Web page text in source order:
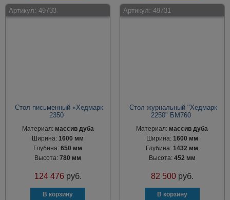
Артикул: 49733
Стол письменный «Хедмарк
2350
Материал: массив дуба
Ширина:1600 мм
Глубина:650 мм
Высота:780 мм
124 476 руб.
Артикул: 49731
Стол журнальный "Хедмарк
2250" БМ760
Материал: массив дуба
Ширина: 1600 мм
Глубина:1432 мм
Высота: 452 мм
82 500 руб.